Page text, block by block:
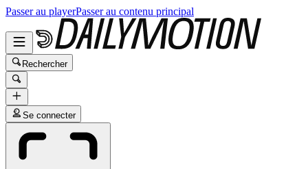
Passer au playerPasser au contenu principal
Rechercher
Se connecter